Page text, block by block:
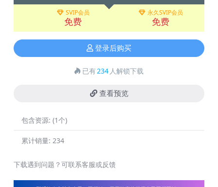
SVIP会员
免费
永久SVIP会员
免费
登录后购买
已有234 人解锁下载
查看预览
包含资源: (1个)
累计销量: 234
下载遇到问题？可联系客服或反馈